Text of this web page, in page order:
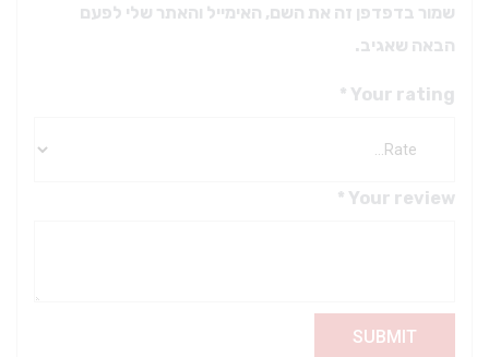
שמור בדפדפן זה את השם, האימייל והאתר שלי לפעם
הבאה שאגיב.
Your rating
*
Your review
*